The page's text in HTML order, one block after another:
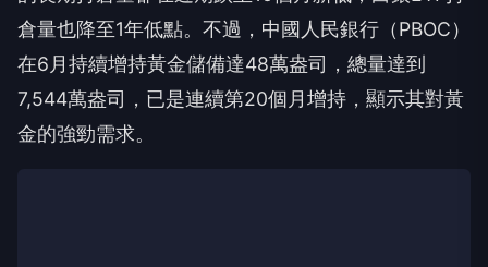
倉量也降至1年低點。不過，中國人民銀行（PBOC）
在6月持續增持黃金儲備達48萬盎司，總量達到
7,544萬盎司，已是連續第20個月增持，顯示其對黃
金的強勁需求。